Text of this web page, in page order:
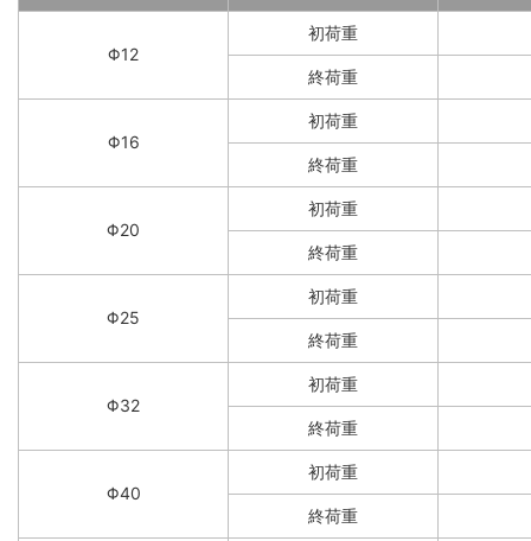
Φ12
初荷重
終荷重
Φ16
初荷重
終荷重
Φ20
初荷重
終荷重
Φ25
初荷重
終荷重
Φ32
初荷重
終荷重
Φ40
初荷重
終荷重